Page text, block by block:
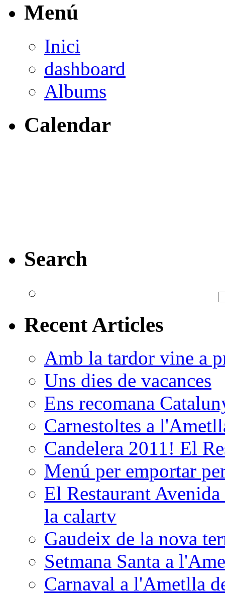
Menú
Inici
dashboard
Albums
Calendar
Search
Recent Articles
Amb la tardor vine a
Uns dies de vacances
Ens recomana
Carnestoltes a
Candelera 2011! El
Menú per emportar
El Restaurant
la calartv
Gaudeix de la nova
Setmana Santa a
Carnaval a l'Ametlla